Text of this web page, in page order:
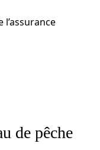
de pêche